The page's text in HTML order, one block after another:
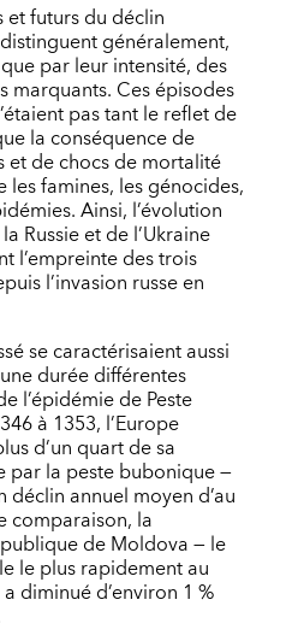
et futurs du déclin
généralement,
par leur intensité, des
marquants. Ces épisodes
pas tant le reflet de
la conséquence de
et de chocs de mortalité
les famines, les génocides,
Ainsi, l’évolution
Russie et de l’Ukraine
l’empreinte des trois
l’invasion russe en
se caractérisaient aussi
durée différentes
l’épidémie de Peste
à 1353, l’Europe
d’un quart de sa
par la peste bubonique —
annuel moyen d’au
comparaison, la
de Moldova — le
le plus rapidement au
diminué d’environ 1 %